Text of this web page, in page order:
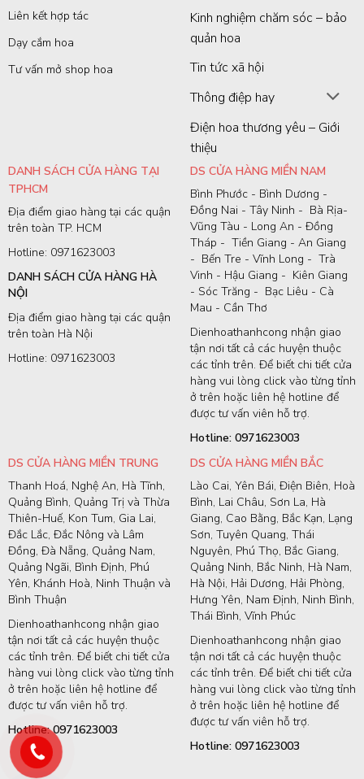
Liên kết hợp tác
Dạy cắm hoa
Tư vấn mở shop hoa
Kinh nghiệm chăm sóc – bảo
quản hoa
Tin tức xã hội
Thông điệp hay
Điện hoa thương yêu – Giới
thiệu
DANH SÁCH CỬA HÀNG TẠI
TPHCM
Địa điểm giao hàng tại các quận
trên toàn TP. HCM
Hotline: 0971623003
DANH SÁCH CỬA HÀNG HÀ
NỘI
Địa điểm giao hàng tại các quận
trên toàn Hà Nội
Hotline: 0971623003
DS CỬA HÀNG MIỀN NAM
Bình Phước - Bình Dương -
Đồng Nai - Tây Ninh - Bà Rịa-
Vũng Tàu - Long An - Đồng
Tháp - Tiền Giang - An Giang
- Bến Tre - Vĩnh Long - Trà
Vinh - Hậu Giang - Kiên Giang
- Sóc Trăng - Bạc Liêu - Cà
Mau - Cần Thơ
Dienhoathanhcong nhận giao
tận nơi tất cả các huyện thuộc
các tỉnh trên. Để biết chi tiết cửa
hàng vui lòng click vào từng tỉnh
ở trên hoặc liên hệ hotline để
được tư vấn viên hỗ trợ.
Hotline: 0971623003
DS CỬA HÀNG MIỀN TRUNG
Thanh Hoá, Nghệ An, Hà Tĩnh,
Quảng Bình, Quảng Trị và Thừa
Thiên-Huế, Kon Tum, Gia Lai,
Đắc Lắc, Đắc Nông và Lâm
Đồng, Đà Nẵng, Quảng Nam,
Quảng Ngãi, Bình Định, Phú
Yên, Khánh Hoà, Ninh Thuận và
Bình Thuận
Dienhoathanhcong nhận giao
tận nơi tất cả các huyện thuộc
các tỉnh trên. Để biết chi tiết cửa
hàng vui lòng click vào từng tỉnh
ở trên hoặc liên hệ hotline để
được tư vấn viên hỗ trợ.
Hotline: 0971623003
DS CỬA HÀNG MIỀN BẮC
Lào Cai, Yên Bái, Điện Biên, Hoà
Bình, Lai Châu, Sơn La, Hà
Giang, Cao Bằng, Bắc Kạn, Lạng
Sơn, Tuyên Quang, Thái
Nguyên, Phú Thọ, Bắc Giang,
Quảng Ninh, Bắc Ninh, Hà Nam,
Hà Nội, Hải Dương, Hải Phòng,
Hưng Yên, Nam Định, Ninh Bình,
Thái Bình, Vĩnh Phúc
Dienhoathanhcong nhận giao
tận nơi tất cả các huyện thuộc
các tỉnh trên. Để biết chi tiết cửa
hàng vui lòng click vào từng tỉnh
ở trên hoặc liên hệ hotline để
được tư vấn viên hỗ trợ.
Hotline: 0971623003